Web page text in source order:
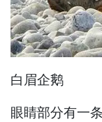
白眉企鹅
眼睛部分有一